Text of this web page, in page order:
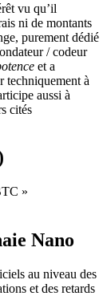
vu qu’il
ni de montants
purement dédié
/ codeur
et a
techniquement à
aussi à
cités
»
Nano
au niveau des
et des retards